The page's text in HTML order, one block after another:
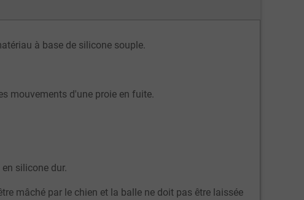
à base de silicone souple.
mouvements d'une proie en fuite.
silicone dur.
mâché par le chien et la balle ne doit pas être laissée